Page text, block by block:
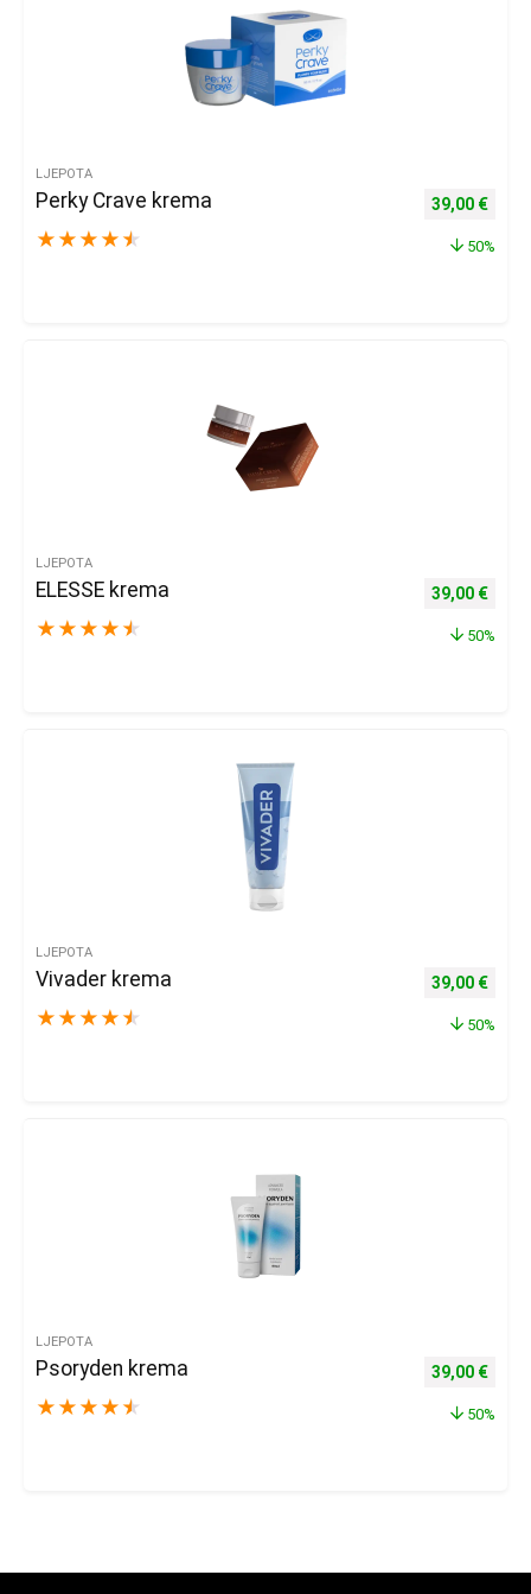
LJEPOTA
Perky Crave krema
★ ★ ★ ★ ★
Izvorna
39,00 €
50%
LJEPOTA
ELESSE krema
★ ★ ★ ★ ★
Izvorna
39,00 €
50%
LJEPOTA
Vivader krema
★ ★ ★ ★ ★
Izvorna
39,00 €
50%
LJEPOTA
Psoryden krema
★ ★ ★ ★ ★
Izvorna
39,00 €
50%